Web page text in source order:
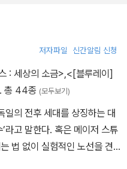
추억을 가만히 보고 또 듣고
인물들이 아니라 오랜 시간 속
로만 설명할 수 없는 예술가들
료로서의 존경도 고스란히 담
외침들과 헌신이란 단어에
더스의 사각 프레임은 과장이
저자파일 신간알림 신청
: 세상의 소금>,<[블루레이]
총 44종 (모두보기)
일의 전후 세대를 상징하는 대
라고 말한다. 혹은 메이저 스튜
법 없이 실험적인 노선을 견